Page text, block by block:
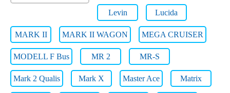
Levin Lucida
MARK II MARK II WAGON MEGA CRUISER
MODELL F Bus MR 2 MR-S
Mark 2 Qualis Mark X Master Ace Matrix